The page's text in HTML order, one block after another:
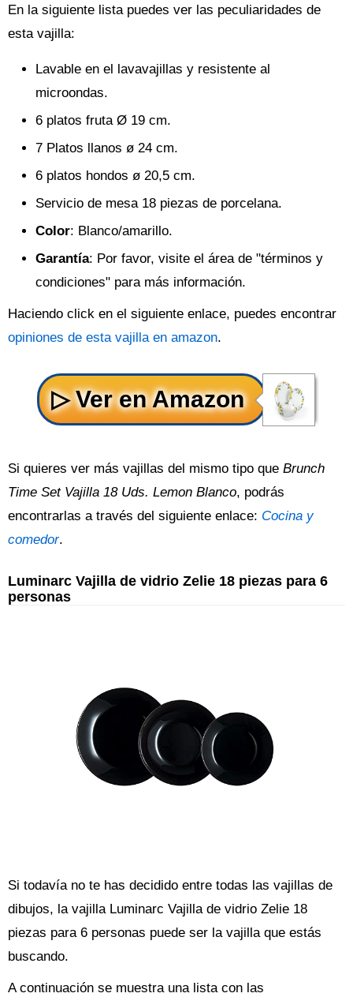
En la siguiente lista puedes ver las peculiaridades de
esta vajilla:
Lavable en el lavavajillas y resistente al
microondas.
6 platos fruta Ø 19 cm.
7 Platos llanos ø 24 cm.
6 platos hondos ø 20,5 cm.
Servicio de mesa 18 piezas de porcelana.
Color: Blanco/amarillo.
Garantía: Por favor, visite el área de "términos y
condiciones" para más información.
Haciendo click en el siguiente enlace, puedes encontrar
opiniones de esta vajilla en amazon.
Si quieres ver más vajillas del mismo tipo que Brunch
Time Set Vajilla 18 Uds. Lemon Blanco, podrás
encontrarlas a través del siguiente enlace: Cocina y
comedor.
Luminarc Vajilla de vidrio Zelie 18 piezas para 6
personas
Si todavía no te has decidido entre todas las vajillas de
dibujos, la vajilla Luminarc Vajilla de vidrio Zelie 18
piezas para 6 personas puede ser la vajilla que estás
buscando.
A continuación se muestra una lista con las